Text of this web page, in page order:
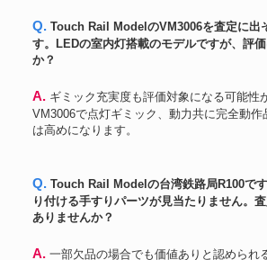
Q. Touch Rail ModelのVM3006を査定に出そうと思っていま
す。LEDの室内灯搭載のモデルですが、評
か？
A. ギミック充実度も評価対象になる可能性がございます。
VM3006で点灯ギミック、動力共に完全動
は高めになります。
Q. Touch Rail Modelの台湾鉄路局R100ですが、ユーザーが取
り付ける手すりパーツが見当たりません。
ありませんか？
A. 一部欠品の場合でも価値ありと認められる製品なら、お買取